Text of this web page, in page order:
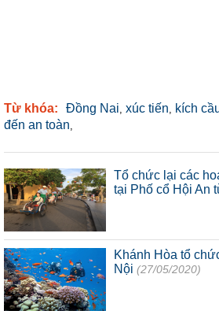
Từ khóa: Đồng Nai xúc tiến kích
đến an toàn
Tổ chức lại các
tại Phố cổ Hội An
Khánh Hòa tổ
Nội (27/05/2020)